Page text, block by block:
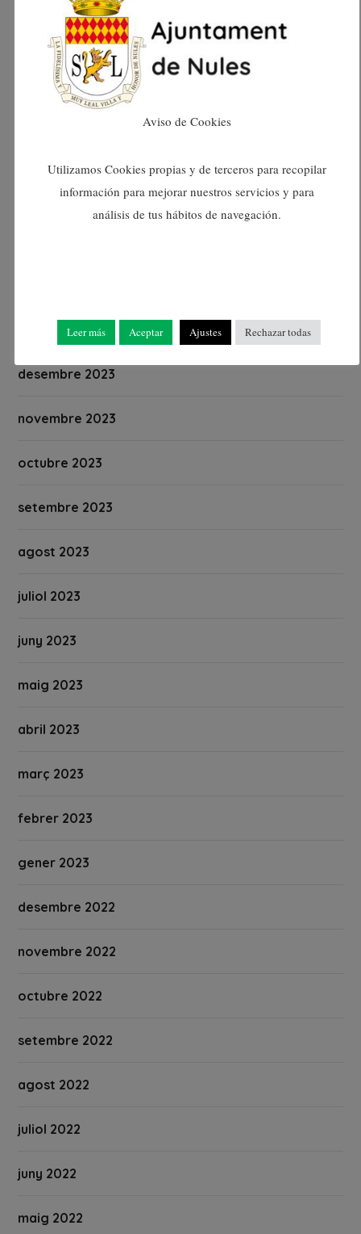
agost 2024
juliol 2024
juny 2024
abril 2024
gener 2024
desembre 2023
novembre 2023
octubre 2023
setembre 2023
agost 2023
juliol 2023
juny 2023
maig 2023
abril 2023
març 2023
febrer 2023
gener 2023
desembre 2022
novembre 2022
octubre 2022
setembre 2022
agost 2022
juliol 2022
juny 2022
maig 2022
Aviso de Cookies
Utilizamos Cookies propias y de terceros para recopilar
información para mejorar nuestros servicios y para
análisis de tus hábitos de navegación.
Leer más Aceptar Ajustes Rechazar todas